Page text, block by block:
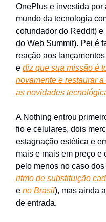
OnePlus e investida
mundo da tecnologia
cofundador do Reddit)
do Web Summit). Pei é
reação aos
e diz que sua missão é
novamente e restaurar
as novidades
A Nothing entrou
fio e celulares, dois
estagnação estética e
mais e mais em preço e
pelo menos no caso
ritmo de substituição
e no Brasil), mas ainda
de entrada.